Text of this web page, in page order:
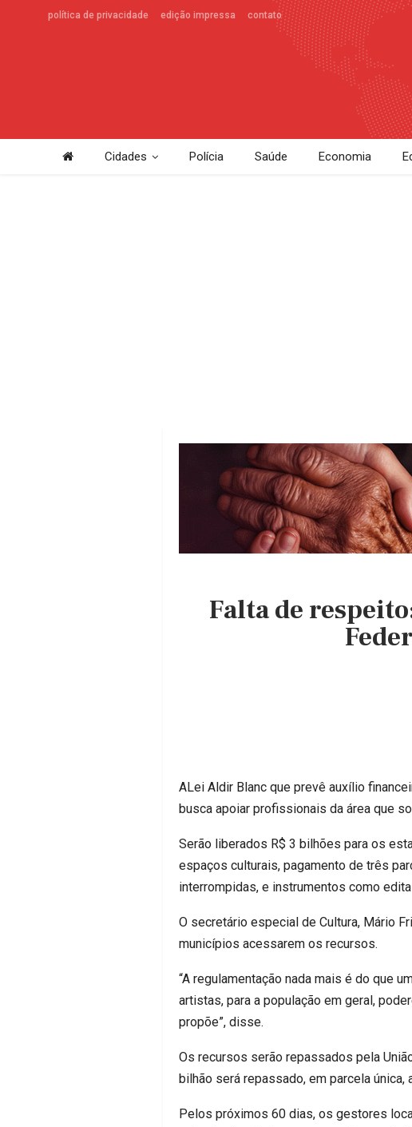
política de privacidade edição impressa contato
Cidades Polícia Saúde Economia
Falta de
ALei Aldir Blanc que prevê auxílio
busca apoiar profissionais da área que
Serão liberados R$ 3 bilhões para os
espaços culturais, pagamento de três
interrompidas, e instrumentos como
O secretário especial de Cultura, Mário
municípios acessarem os recursos.
“A regulamentação nada mais é do que
artistas, para a população em geral,
propõe”, disse.
Os recursos serão repassados pela
bilhão será repassado, em parcela
Pelos próximos 60 dias, os gestores